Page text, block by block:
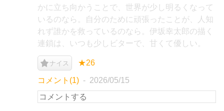
かに立ち向かうことで、世界が少し明るくなって
いるのなら。自分のために頑張ったことが、人知
れず誰かを救っているのなら。伊坂幸太郎の描く
連鎖は、いつも少しビターで、甘くて優しい。
ナイス ★26
コメント(1) 2026/05/15